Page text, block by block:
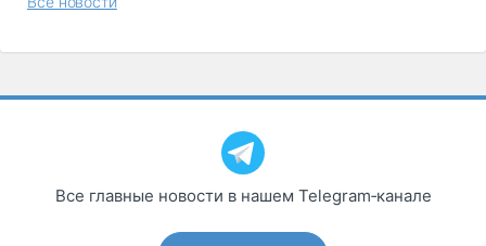
Все главные новости в нашем Telegram‑канале